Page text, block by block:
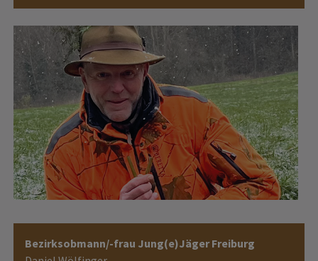
Bezirksobmann/-frau Jung(e)Jäger Freiburg